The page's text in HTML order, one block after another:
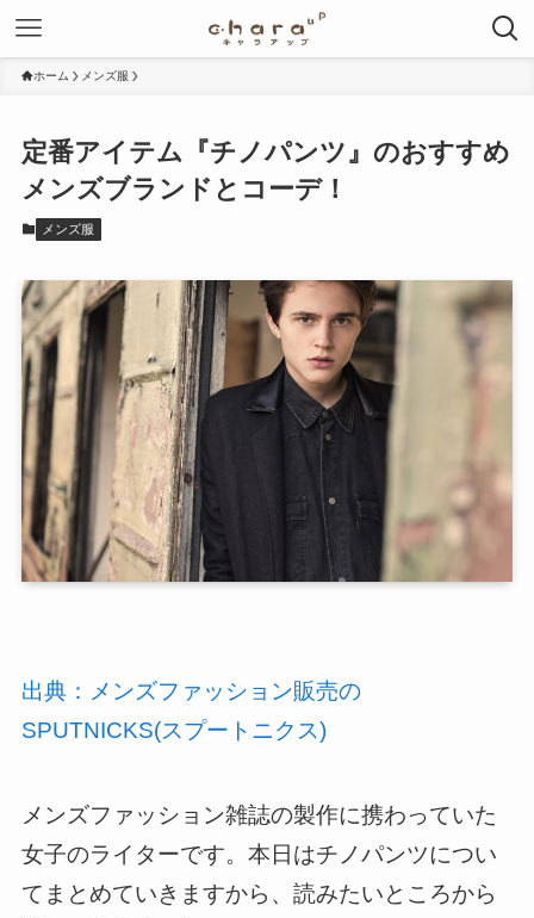
ホーム メンズ服
定番アイテム『チノパンツ』のおすすめ
メンズブランドとコーデ！
メンズ服
出典：メンズファッション販売の
SPUTNICKS(スプートニクス)
メンズファッション雑誌の製作に携わっていた
女子のライターです。本日はチノパンツについ
てまとめていきますから、読みたいところから